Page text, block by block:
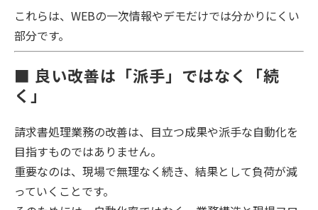
これらは、WEBの一次情報やデモだけでは分かりにくい
部分です。
■ 良い改善は「派手」ではなく「続
く」
請求書処理業務の改善は、目立つ成果や派手な自動化を
目指すものではありません。
重要なのは、現場で無理なく続き、結果として負荷が減
っていくことです。